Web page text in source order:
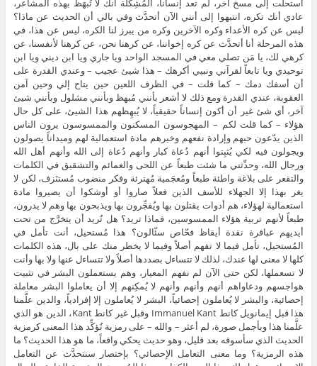
استحلت إلى مسخ آخر، لم تعد إنساناً، المُشِكلة أنك لا تُبهَظ بهذه المشاعر،
عادي أنك تكره، انتبهوا إلى أنني الآن أتحدَّث وفي بالي أن الحديث عن ماذا؟
ليس عن كره الأعداء وكره الآخرين وكره من يبرز لنا الكره، ليس عن هذا، في
هذه المرحلة أنا أتحدَّث عن كره إخواننا، عن كرهنا نحن، عن كرهنا لأنفسنا، عن
كرهي لك، يا مَن تصلي معي في المسجد الواحد ويا جاري ويا ابن ديني ويا ابن
توحيدي ويا تابعاً لقرآني ونبيي أكرهك – هذا شيئ عجيب – وعندي القدرة على
أن أسفك دمك – كما قلت – في الظرف اللعين حين يتاح إلي وحين آمن
العقوبة، عندي القدرة ومع ذلك لا أشعر بأنني مُبهظ وبأنني مشلول وبأنني شيئ
آخر، أي شئ غير أن أكون إنساناً حقيقياً، لا يُبهِظهم هذا الشيئ، على كل حال
هؤلاء – كما قلت لكم – المهجوسون المسكنون والممسوسون يرون الناس
الذين يدّعون حبهم وإرادة نفعهم وخيرهم مادة استعمالية لهم وميداناً يصولون
ويجولون فيه لكي يُثبِتوا أنهم دُعاة كبار وأنهم دُعاة إلى الله وأنهم أهل الله
ورجال الله، وحدِّثني ما شئت طبعاً عن اللحى والعمائم والتشقيق في الكلمات
والتقعر على بلاغة واطئة طبعاً ومُعجَمية مُهترئة وفكر منضوب مُستنَزف، لكن لا
يغر بهذا إلا الجهلاء للأسف الذين فعلاً صاروا أو أوشكوا أن يصيروا مادة
استعمالية لهؤلاء، هم أدوات يقتلون بها ويُفجِّرون بها ويذبحون بها وهم لا يدرون،
طبعاً لأنهم تربية هؤلاء الممسوسين، فماذا تريد؟ هل تُريد أن يتخرَّج من تحت
أيديهم عباقرة نقدة أيقاظ فحّاص سئّالون؟ هذا مُستحيل، أنت تأمل في
المُستحيل، تأمل فيما لا تفهم أصلاً وفيما لا يخطر منك على بال، هذه الكلمات
كلها لا معنى لها عندك، لذلك لا تتساءل بصددها أصلاً ولا تتساءل عنها ولا بها وأنت
لا تسعملها، لكن حتى الآن لم نفهم المعيار، وهم يستعملون البشر في تثبيت
هواجسهم ودعاواهم أنهم وأنهم وأنهم لا يُمكِنهم إلا أن يعاملوا البشر معاملة
إحصائية، والبشر لا يُعاملون إحصائياً، البشر لا يُعاملون إلا إفرادياً، والدين علَّمنا
هذا قبل إيمانويل كانط Immanuel Kant وقبل غير كانط Kant، الدين هو الذي
علَّمنا هذا وبأجمل صورة، لم أعثر – والله – على رمزية تُؤكِّد هذا المعنى كرمزية
الحديث الذي سأسوقه بعد قليل، وهو حديث يحكي واقعاً، ما هو هذا الحديث؟ ما
هذه الرمزية؟ وما معنى التعامل الإحصائي؟ بإختصار سنتحدَّث عن التعامل